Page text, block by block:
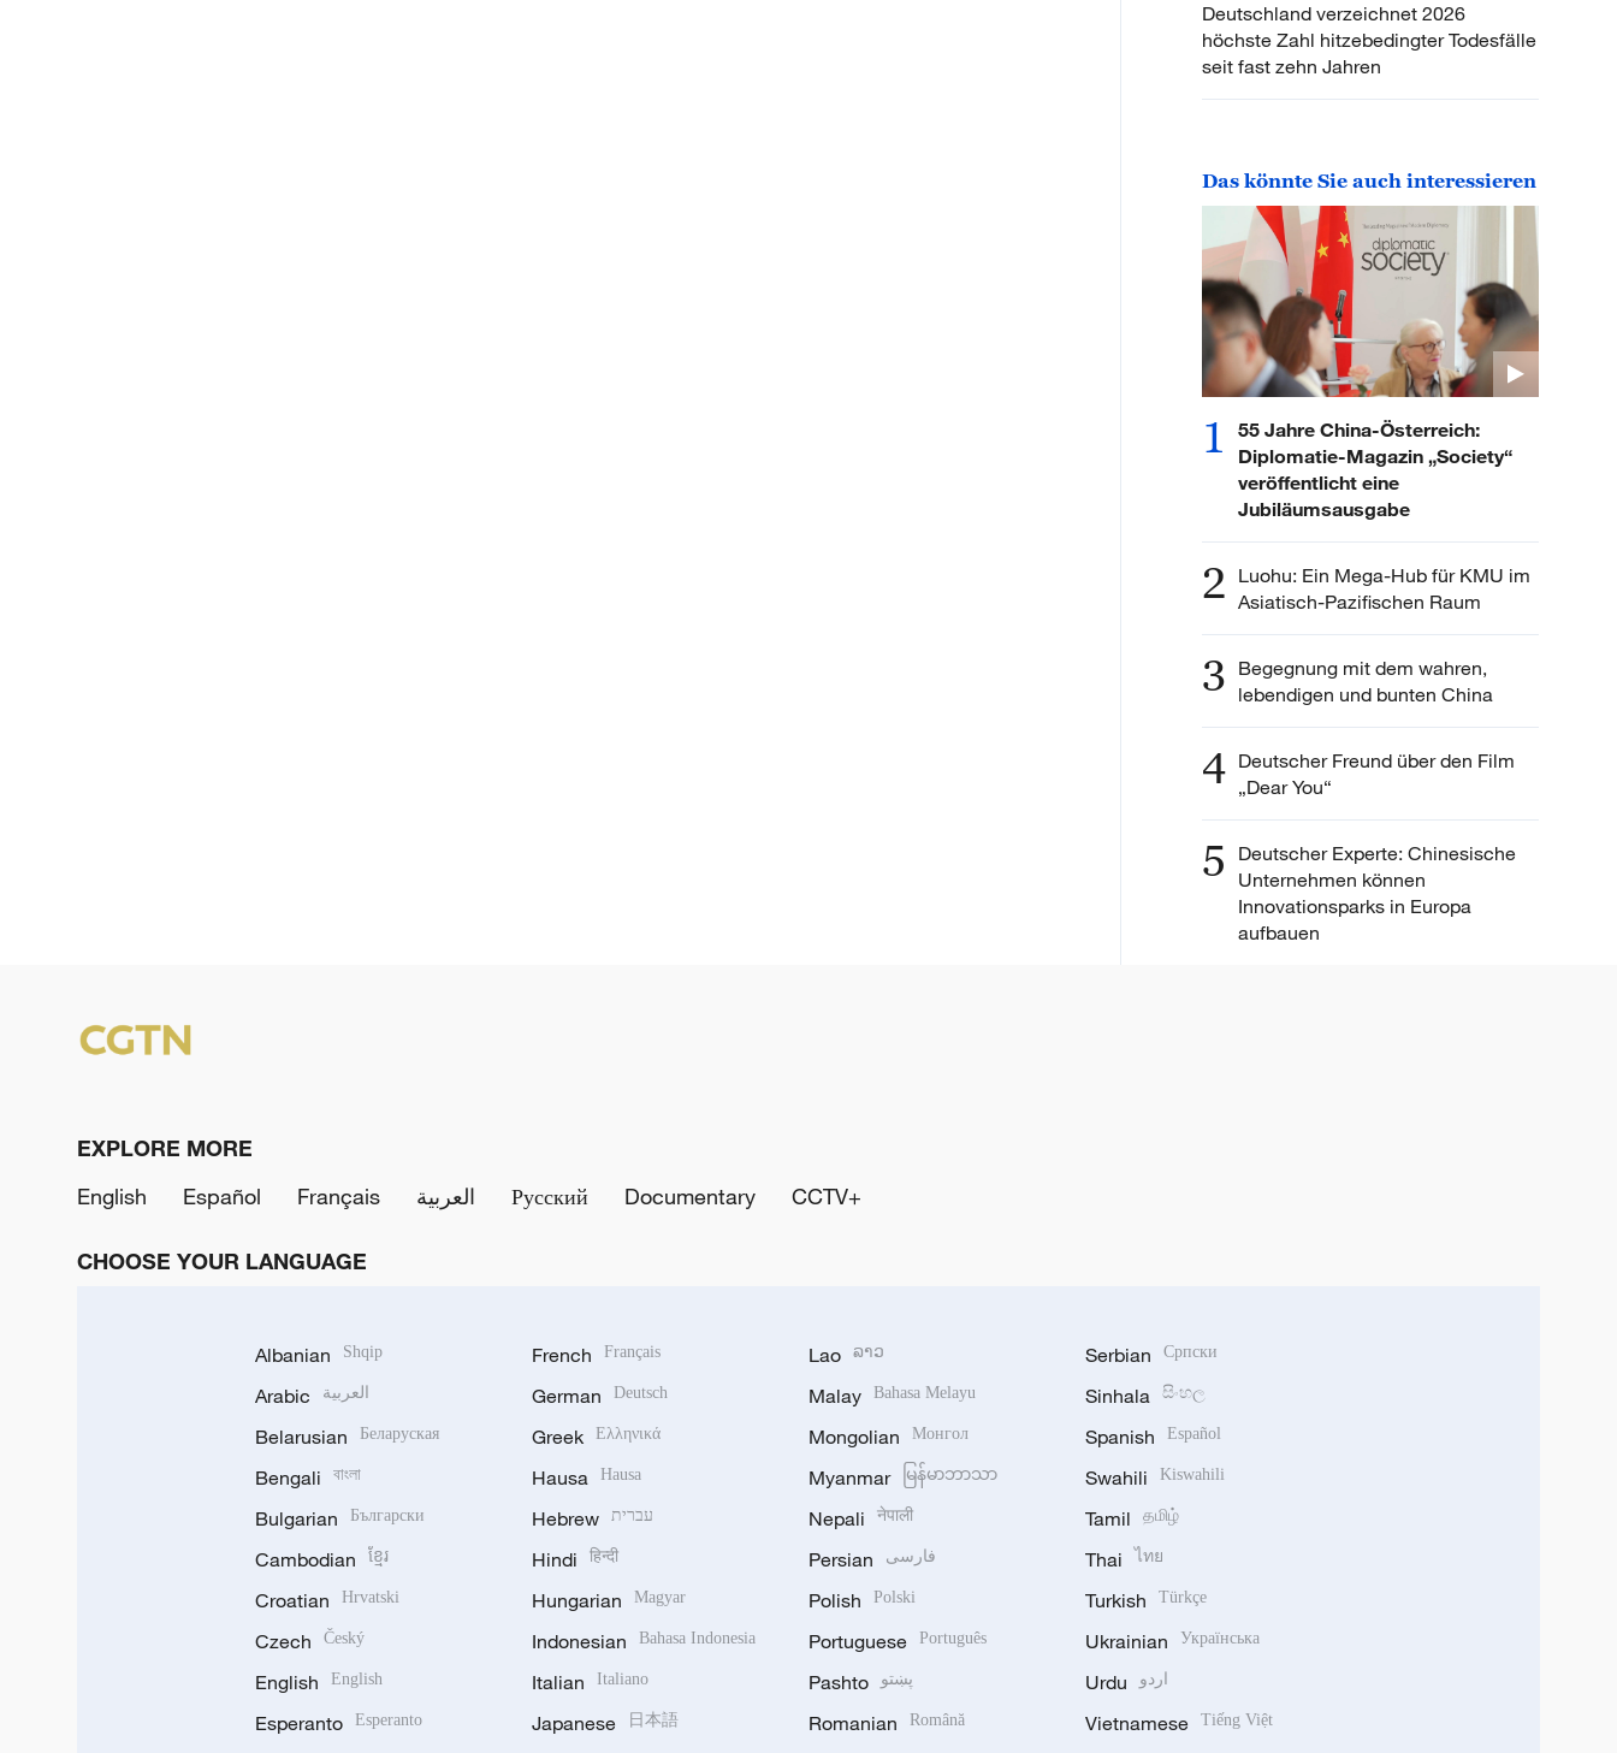
Deutschland verzeichnet 2026
höchste Zahl hitzebedingter Todesfälle
seit fast zehn Jahren
Das könnte Sie auch interessieren
1
55 Jahre China-Österreich:
Diplomatie-Magazin „Society“
veröffentlicht eine
Jubiläumsausgabe
2 Luohu: Ein Mega-Hub für KMU im
Asiatisch-Pazifischen Raum
3 Begegnung mit dem wahren,
lebendigen und bunten China
4 Deutscher Freund über den Film
„Dear You“
5
Deutscher Experte: Chinesische
Unternehmen können
Innovationsparks in Europa
aufbauen
EXPLORE MORE
English
Español Français العربية Русский Documentary CCTV+
CHOOSE YOUR LANGUAGE
Albanian Shqip
Arabic العربية
Belarusian Беларуская
Bengali বাংলা
Bulgarian Български
Cambodian ខ្មែរ
Croatian Hrvatski
Czech Český
English English
Esperanto Esperanto
French Français
German Deutsch
Greek Ελληνικά
Hausa Hausa
Hebrew עברית
Hindi हिन्दी
Hungarian Magyar
Indonesian Bahasa Indonesia
Italian Italiano
Japanese 日本語
Lao ລາວ
Malay Bahasa Melayu
Mongolian Монгол
Myanmar မြန်မာဘာသာ
Nepali नेपाली
Persian فارسی
Polish Polski
Portuguese Português
Pashto پښتو
Romanian Română
Serbian Српски
Sinhala සිංහල
Spanish Español
Swahili Kiswahili
Tamil தமிழ்
Thai ไทย
Turkish Türkçe
Ukrainian Українська
Urdu اردو
Vietnamese Tiếng Việt